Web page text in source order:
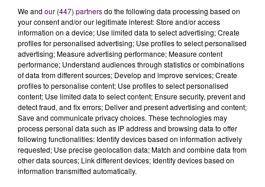
7 août 2026
Gagnez vos entrées pour Papéa Parc !
DERNIERS TITRES
11h27
11h27 11h24
11h24 11h20
11h20
We and our (447) partnersdo the following data processing based on
your consent and/or our legitimate interest: Store and/or access
information on a device; Use limited data to select advertising; Create
profiles for personalised advertising; Use profiles to select personalised
advertising; Measure advertising performance; Measure content
performance; Understand audiences through statistics or combinations
of data from different sources; Develop and improve services; Create
profiles to personalise content; Use profiles to select personalised
content; Use limited data to select content; Ensure security, prevent and
detect fraud, and fix errors; Deliver and present advertising and content;
Save and communicate privacy choices. These technologies may
process personal data such as IP address and browsing data to offer
following functionalities: Identify devices based on information actively
requested; Use precise geolocation data; Match and combine data from
other data sources; Link different devices; Identify devices based on
information transmitted automatically.